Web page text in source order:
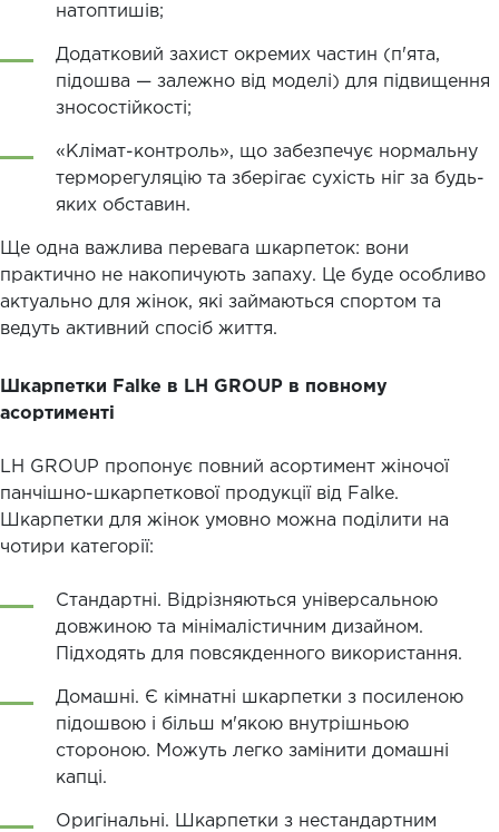
натоптишів;
Додатковий захист окремих частин (п'ята,
підошва — залежно від моделі) для підвищення
зносостійкості;
«Клімат-контроль», що забезпечує нормальну
терморегуляцію та зберігає сухість ніг за будь-
яких обставин.
Ще одна важлива перевага шкарпеток: вони
практично не накопичують запаху. Це буде особливо
актуально для жінок, які займаються спортом та
ведуть активний спосіб життя.
Шкарпетки Falke в LH GROUP в повному
асортименті
LH GROUP пропонує повний асортимент жіночої
панчішно-шкарпеткової продукції від Falke.
Шкарпетки для жінок умовно можна поділити на
чотири категорії:
Стандартні. Відрізняються універсальною
довжиною та мінімалістичним дизайном.
Підходять для повсякденного використання.
Домашні. Є кімнатні шкарпетки з посиленою
підошвою і більш м'якою внутрішньою
стороною. Можуть легко замінити домашні
капці.
Оригінальні. Шкарпетки з нестандартним